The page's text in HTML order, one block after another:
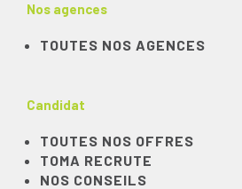
Nos agences
TOUTES NOS AGENCES
Candidat
TOUTES NOS OFFRES
TOMA RECRUTE
NOS CONSEILS